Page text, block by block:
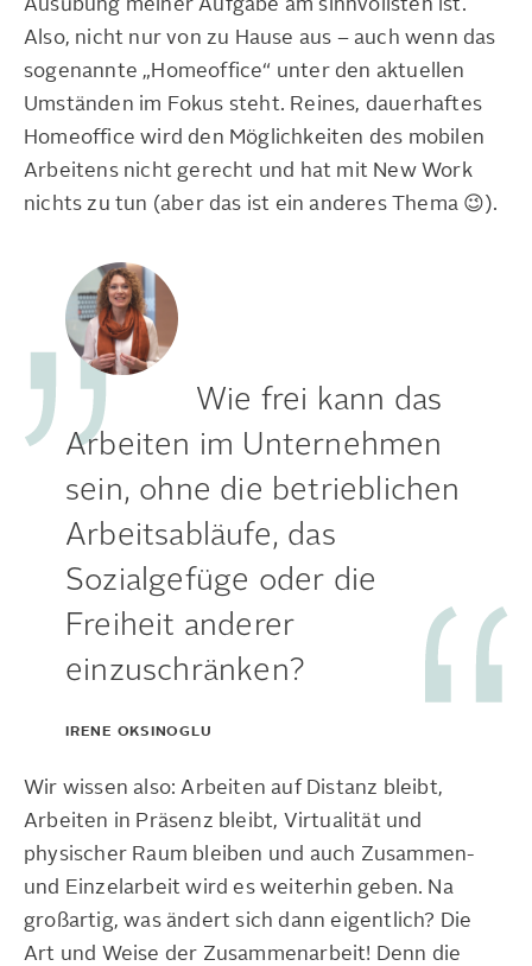
Also, nicht nur von zu Hause aus – auch wenn das
sogenannte „Homeoffice“ unter den aktuellen
Umständen im Fokus steht. Reines, dauerhaftes
Homeoffice wird den Möglichkeiten des mobilen
Arbeitens nicht gerecht und hat mit New Work
nichts zu tun (aber das ist ein anderes Thema 😉).
Wie frei kann das
Arbeiten im Unternehmen
sein, ohne die betrieblichen
Arbeitsabläufe, das
Sozialgefüge oder die
Freiheit anderer
einzuschränken?
IRENE OKSINOGLU
Wir wissen also: Arbeiten auf Distanz bleibt,
Arbeiten in Präsenz bleibt, Virtualität und
physischer Raum bleiben und auch Zusammen-
und Einzelarbeit wird es weiterhin geben. Na
großartig, was ändert sich dann eigentlich? Die
Art und Weise der Zusammenarbeit! Denn die